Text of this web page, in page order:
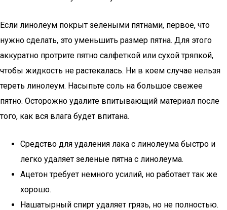
Если линолеум покрыт зелеными пятнами, первое, что
нужно сделать, это уменьшить размер пятна. Для этого
аккуратно протрите пятно салфеткой или сухой тряпкой,
чтобы жидкость не растекалась. Ни в коем случае нельзя
тереть линолеум. Насыпьте соль на большое свежее
пятно. Осторожно удалите впитывающий материал после
того, как вся влага будет впитана.
Средство для удаления лака с линолеума быстро и
легко удаляет зеленые пятна с линолеума.
Ацетон требует немного усилий, но работает так же
хорошо.
Нашатырный спирт удаляет грязь, но не полностью.